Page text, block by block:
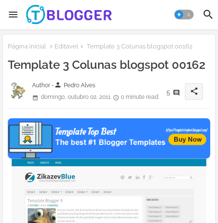
Página inicial Editavel Template 3 Colunas blogspot 00162
Template 3 Colunas blogspot 00162
Author -person Pedro Alves
domingo, outubro 02, 2011
0 minute read
5 share